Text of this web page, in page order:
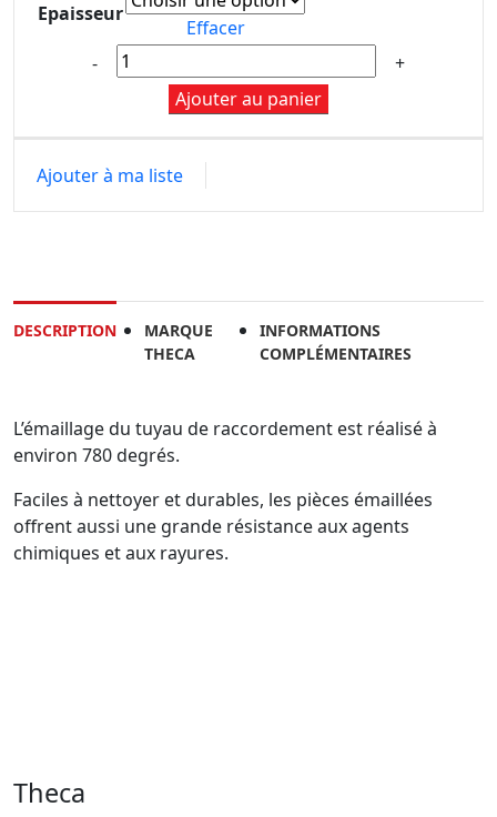
Epaisseur
Effacer
Ajouter au panier
Ajouter à ma liste
DESCRIPTION
MARQUE
THECA
INFORMATIONS
COMPLÉMENTAIRES
L’émaillage du tuyau de raccordement est réalisé à
environ 780 degrés.
Faciles à nettoyer et durables, les pièces émaillées
offrent aussi une grande résistance aux agents
chimiques et aux rayures.
Theca